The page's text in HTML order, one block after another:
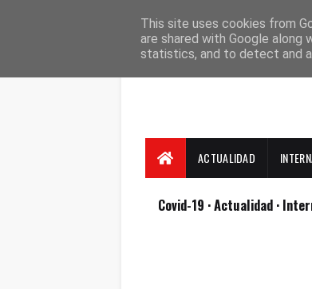
ACTUALIDAD
Covid-19 · Actualidad ·
This site uses cookies from
are shared with Google
statistics, and to detect and